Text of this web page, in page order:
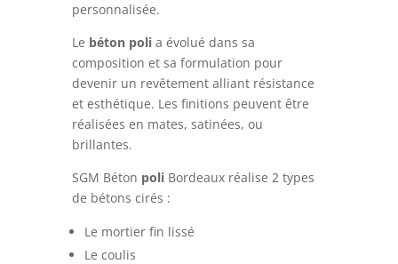
personnalisée.
Le béton polia évolué dans sa
composition et sa formulation pour
devenir un revêtement alliant résistance
et esthétique. Les finitions peuvent être
réalisées en mates, satinées, ou
brillantes.
SGM Béton poliBordeaux réalise 2 types
de bétons cirés :
Le mortier fin lissé
Le coulis